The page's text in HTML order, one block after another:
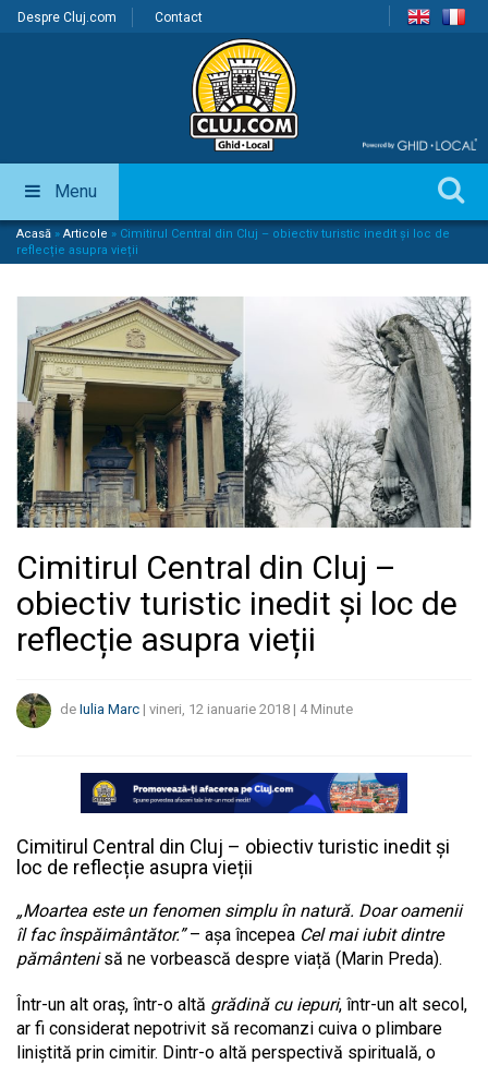
Despre Cluj.com Contact
Menu
Acasă » Articole » Cimitirul Central din Cluj – obiectiv turistic inedit și loc de
reflecție asupra vieții
Cimitirul Central din Cluj –
obiectiv turistic inedit și loc de
reflecție asupra vieții
de Iulia Marc | vineri, 12 ianuarie 2018 | 4 Minute
Cimitirul Central din Cluj – obiectiv turistic inedit și
loc de reflecție asupra vieții
„Moartea este un fenomen simplu în natură. Doar oamenii
îl fac înspăimântător.”– așa începea Cel mai iubit dintre
pământenisă ne vorbească despre viață (Marin Preda).
Într-un alt oraș, într-o altă grădină cu iepuri, într-un alt secol,
ar fi considerat nepotrivit să recomanzi cuiva o plimbare
liniștită prin cimitir. Dintr-o altă perspectivă spirituală, o